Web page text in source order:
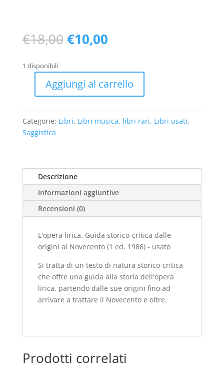
€18,00 Il
prezzo
era:
€18,00.
€10,00Il
è:
€10,00.
1 disponibili
L'opera
Guida
storico-
critica
al
Novecento
1986)
usato
quantità
Aggiungi al carrello
Categorie: Libri, Libri musica, libri rari, Libri usati,
Saggistica
Descrizione
Informazioni aggiuntive
Recensioni (0)
L'opera lirica. Guida storico-critica dalle
origini al Novecento (1 ed. 1986) - usato
Si tratta di un testo di natura storico-critica
che offre una guida alla storia dell'opera
lirica, partendo dalle sue origini fino ad
arrivare a trattare il Novecento e oltre.
Prodotti correlati